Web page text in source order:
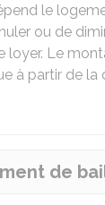
le
ou de
loyer. Le
à partir de la
de